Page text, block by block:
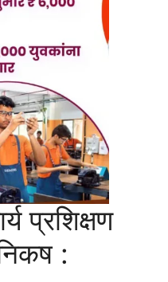
प्रशिक्षण
: